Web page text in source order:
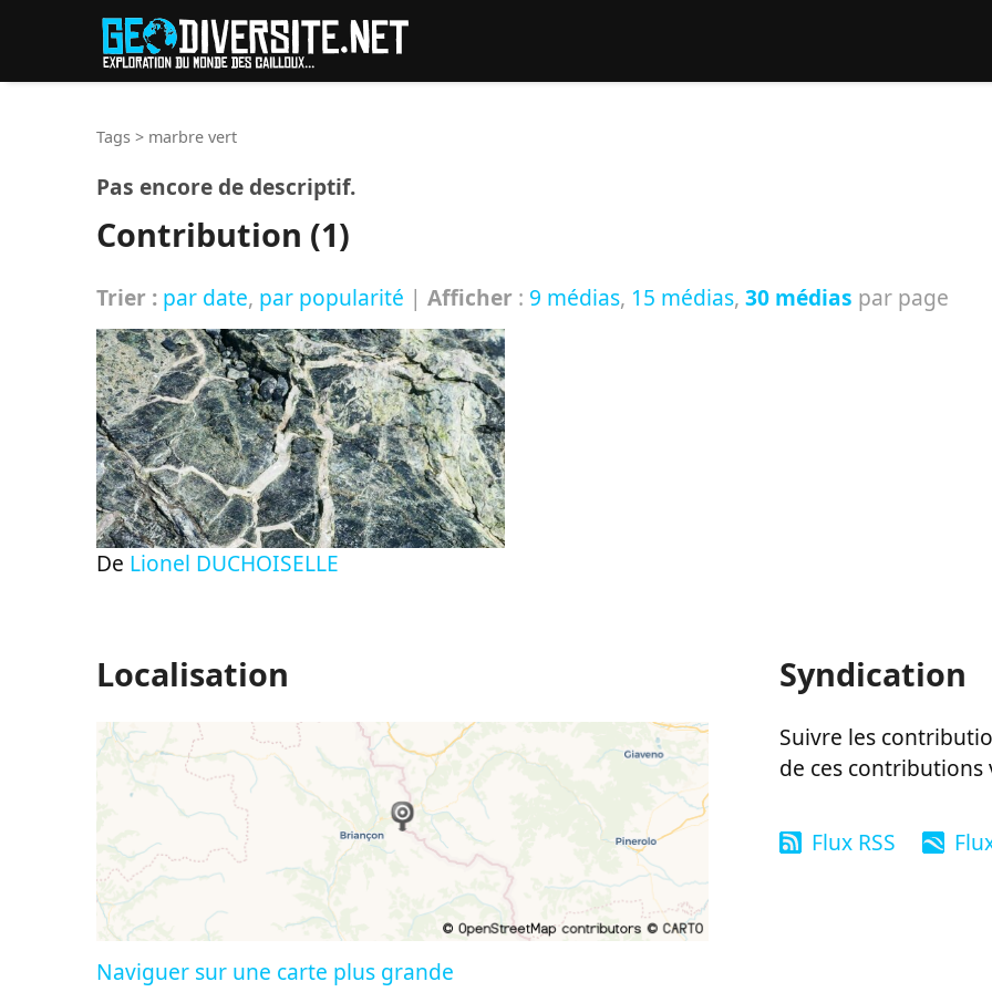
Tags > marbre vert
Pas encore de descriptif.
Contribution (1)
Trier : par date, par popularité | Afficher : 9 médias, 15 médias, 30 médias par page
De Lionel DUCHOISELLE
Localisation
Naviguer sur une carte plus grande
Syndication
Suivre les
de ces
Flux RSS